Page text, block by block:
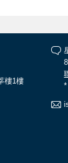
樓1樓